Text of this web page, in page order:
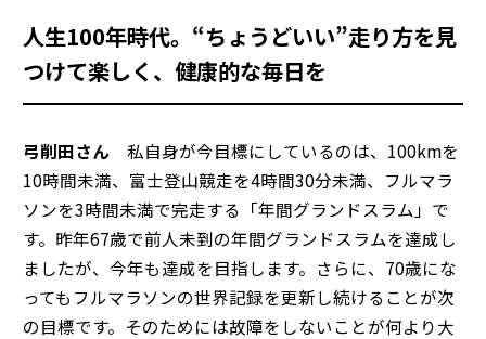
人生100年時代。“ちょうどいい”走り方を見
つけて楽しく、健康的な毎日を
弓削田さん私自身が今目標にしているのは、100kmを
10時間未満、富士登山競走を4時間30分未満、フルマラ
ソンを3時間未満で完走する「年間グランドスラム」で
す。昨年67歳で前人未到の年間グランドスラムを達成し
ましたが、今年も達成を目指します。さらに、70歳にな
ってもフルマラソンの世界記録を更新し続けることが次
の目標です。そのためには故障をしないことが何より大